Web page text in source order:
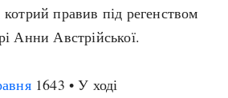
котрий правив під регенством
Анни Австрійської.
1643 • У ході